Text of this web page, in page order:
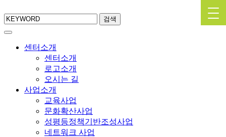
검색
센터소개
센터소개
로고소개
오시는 길
사업소개
교육사업
문화확산사업
성평등정책기반조성사업
네트워크 사업